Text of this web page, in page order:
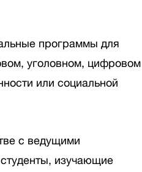
программы для
уголовном, цифровом
или социальной
с ведущими
изучающие